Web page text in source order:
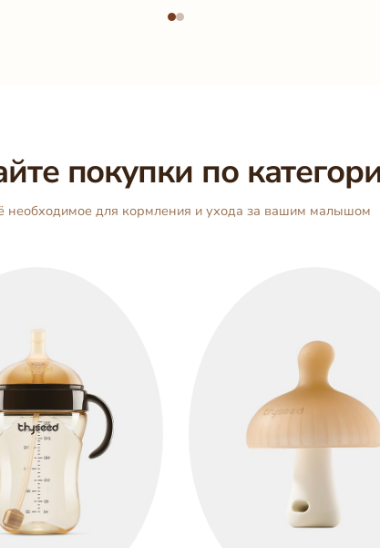
покупки по
необходимое для кормления и ухода за вашим малышом